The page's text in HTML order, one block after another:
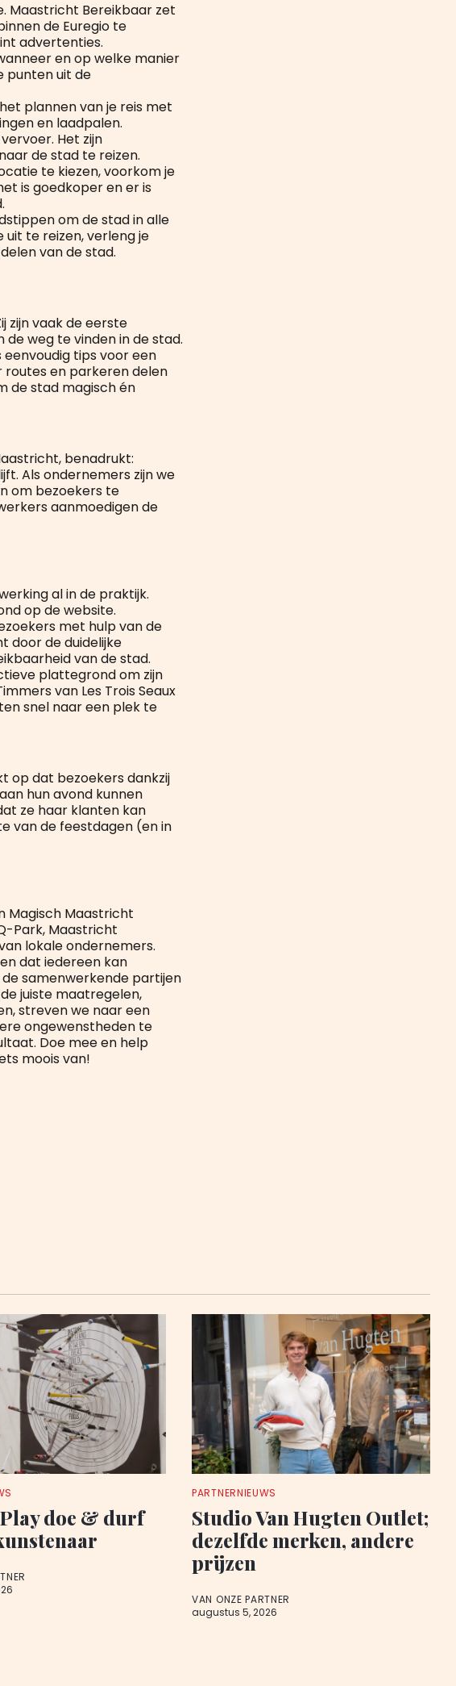
Maastricht Bereikbaar zet
de Euregio te
advertenties.
en op welke manier
punten uit de
plannen van je reis met
en laadpalen.
Het zijn
de stad te reizen.
te kiezen, voorkom je
is goedkoper en er is
om de stad in alle
te reizen, verleng je
van de stad.
zijn vaak de eerste
weg te vinden in de stad.
tips voor een
routes en parkeren delen
de stad magisch én
benadrukt:
Als ondernemers zijn we
om bezoekers te
aanmoedigen de
al in de praktijk.
op de website.
met hulp van de
door de duidelijke
van de stad.
plattegrond om zijn
van Les Trois Seaux
snel naar een plek te
op dat bezoekers dankzij
hun avond kunnen
ze haar klanten kan
van de feestdagen (en in
Magisch Maastricht
Park, Maastricht
lokale ondernemers.
dat iedereen kan
samenwerkende partijen
juiste maatregelen,
streven we naar een
ongewenstheden te
Doe mee en help
moois van!
doe & durf
PARTNERNIEUWS
Studio Van Hugten Outlet;
dezelfde merken, andere
prijzen
VAN ONZE PARTNER
augustus 5, 2026